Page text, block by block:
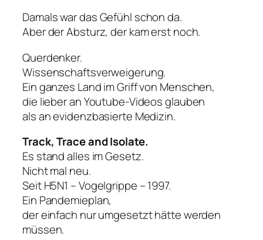
Damals war das Gefühl schon da.
Aber der Absturz, der kam erst noch.
Querdenker.
Wissenschaftsverweigerung.
Ein ganzes Land im Griff von Menschen,
die lieber an Youtube-Videos glauben
als an evidenzbasierte Medizin.
Track, Trace and Isolate.
Es stand alles im Gesetz.
Nicht mal neu.
Seit H5N1 – Vogelgrippe – 1997.
Ein Pandemieplan,
der einfach nur umgesetzt hätte werden
müssen.